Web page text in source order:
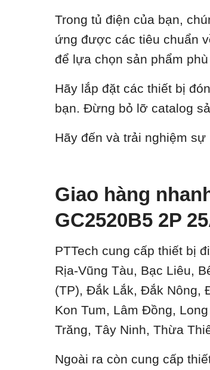
Trong tủ điện của bạn,
ứng được các tiêu chuẩn
để lựa chọn sản phẩm
Hãy lắp đặt các thiết bị
bạn. Đừng bỏ lỡ catalog
Hãy đến và trải nghiệm
Giao hàng
GC2520B5 2P
PTTech cung cấp thiết bị
Rịa-Vũng Tàu, Bạc Liêu,
(TP), Đắk Lắk, Đắk Nông,
Kon Tum, Lâm Đồng,
Trăng, Tây Ninh, Thừa
Ngoài ra còn cung cấp